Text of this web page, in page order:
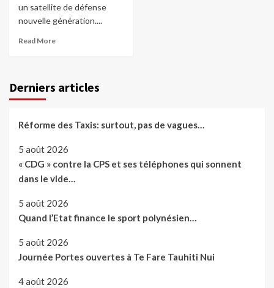
un satellite de défense
nouvelle génération....
Read More
Derniers articles
Réforme des Taxis: surtout, pas de vagues…
5 août 2026
« CDG » contre la CPS et ses téléphones qui sonnent
dans le vide…
5 août 2026
Quand l’Etat finance le sport polynésien…
5 août 2026
Journée Portes ouvertes à Te Fare Tauhiti Nui
4 août 2026